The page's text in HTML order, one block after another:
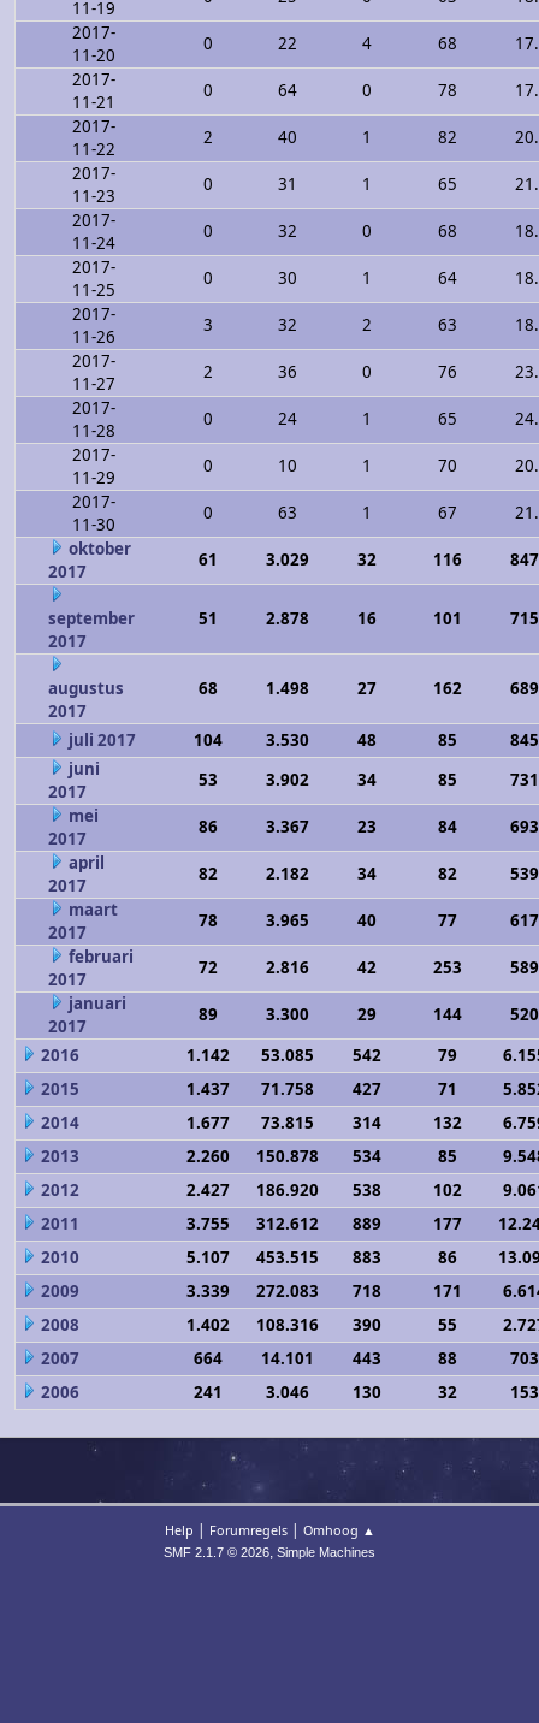
11-19
2017-
11-20
0 22 4 68
2017-
11-21
0 64 0 78
2017-
11-22
2 40 1 82
2017-
11-23
0 31 1 65
2017-
11-24
0 32 0 68
2017-
11-25
0 30 1 64
2017-
11-26
3 32 2 63
2017-
11-27
2 36 0 76
2017-
11-28
0 24 1 65
2017-
11-29
0 10 1 70
2017-
11-30
0 63 1 67
oktober
2017
61 3.029 32 116
september
2017
51 2.878 16 101
augustus
2017
68 1.498 27 162
juli 2017 104 3.530 48 85
juni
2017
53 3.902 34 85
mei
2017
86 3.367 23 84
april
2017
82 2.182 34 82
maart
2017
78 3.965 40 77
februari
2017
72 2.816 42 253
januari
2017
89 3.300 29 144
2016
1.142 53.085 542 79
2015
1.437 71.758 427 71
2014
1.677 73.815 314 132
2013
2.260 150.878 534 85
2012
2.427 186.920 538 102
2011
3.755 312.612 889 177
2010
5.107 453.515 883 86
2009
3.339 272.083 718 171
2008
1.402 108.316 390 55
2007
664 14.101 443 88
2006
241 3.046 130 32
Help | Forumregels| Omhoog ▲
SMF 2.1.7 © 2026, Simple Machines